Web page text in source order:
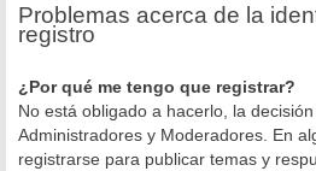
Problemas acerca de la
registro
¿Por qué me tengo que registrar?
No está obligado a hacerlo, la
Administradores y Moderadores. En
registrarse para publicar temas y